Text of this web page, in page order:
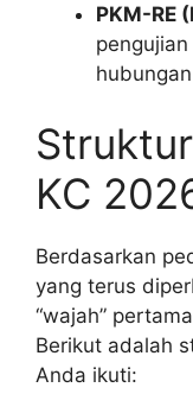
PKM-RE
KC
Berdasarkan
yang terus
“wajah”
Berikut adalah
Anda ikuti: